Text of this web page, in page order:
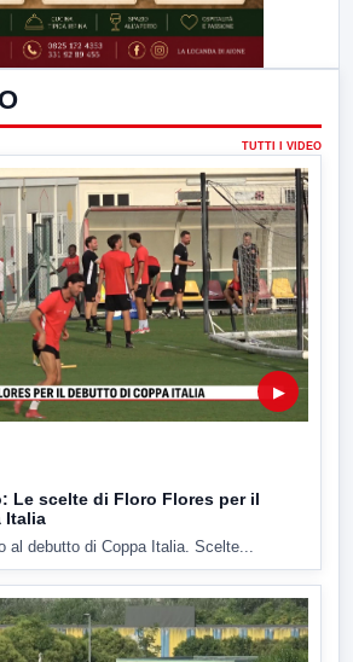
TUTTI I VIDEO
▶
Le scelte di Floro Flores per il
Italia
al debutto di Coppa Italia. Scelte...